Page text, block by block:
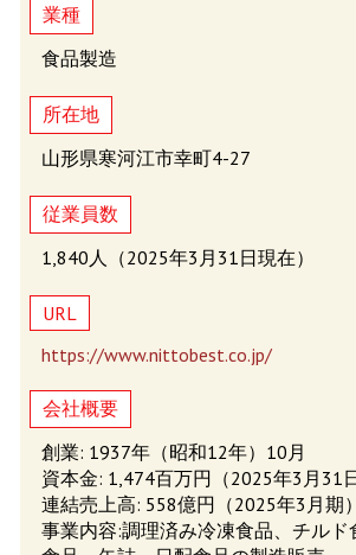
業種
食品製造
所在地
山形県寒河江市幸町4-27
従業員数
1,840人（2025年3月31日現在）
URL
https://www.nittobest.co.jp/
会社概要
創業: 1937年（昭和12年）10月
資本金: 1,474百万円（2025年3月31
連結売上高: 558億円（2025年3月期）
事業内容:調理済み冷凍食品、チルド